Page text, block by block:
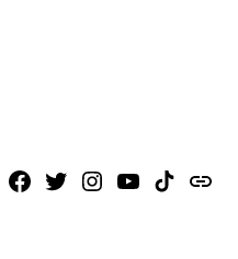
Facebook
X Instagram
YoutubeTikTokissuu